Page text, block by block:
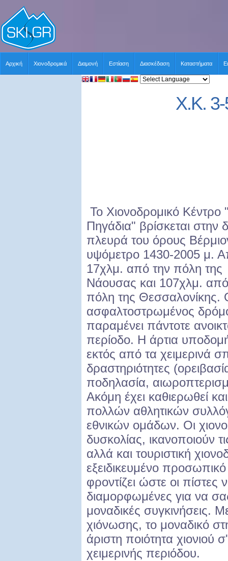
Αρχική Χιονοδρομικά Διαμονή Εστίαση Διασκέδαση Καταστήματα
Χ.Κ. 3-
Το Χιονοδρομικό Κέντρο
Πηγάδια" βρίσκεται στην
πλευρά του όρους
υψόμετρο 1430-2005 μ.
17χλμ. από την πόλη της
Νάουσας και 107χλμ.
πόλη της Θεσσαλονίκης.
ασφαλτοστρωμένος
παραμένει πάντοτε
περίοδο. Η άρτια
εκτός από τα χειμερινά
δραστηριότητες
ποδηλασία,
Ακόμη έχει καθιερωθεί
πολλών αθλητικών
εθνικών ομάδων. Οι
δυσκολίας, ικανοποιούν
αλλά και τουριστική
εξειδικευμένο
φροντίζει ώστε οι πίστες
διαμορφωμένες για να
μοναδικές συγκινήσεις.
χιόνωσης, το μοναδικό
άριστη ποιότητα χιονιού
χειμερινής περιόδου.